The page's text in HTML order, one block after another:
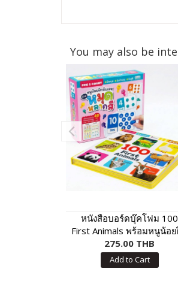
You may also be
หนังสือบอร์ดบุ๊คโฟม 100
First Animals พร้อมหนูน้อ
นับเลขด้วยหมุดหลากสี
275.00 THB
Add to Cart